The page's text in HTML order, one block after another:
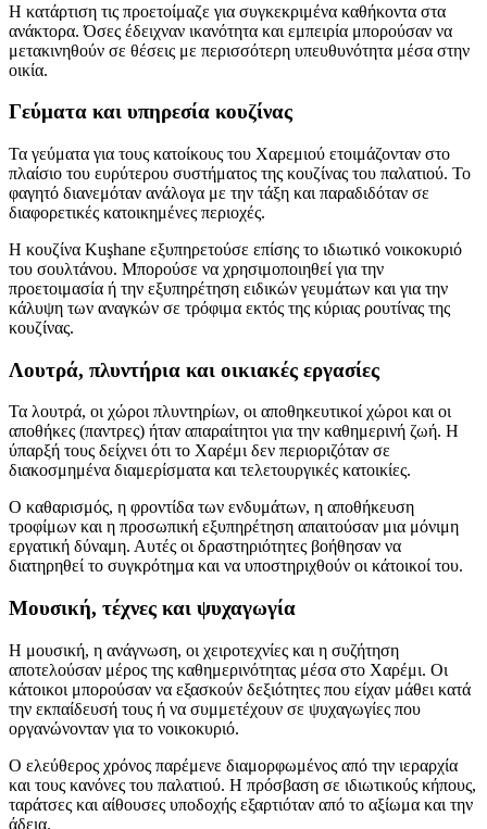
Η κατάρτιση τις προετοίμαζε για συγκεκριμένα καθήκοντα στα
ανάκτορα. Όσες έδειχναν ικανότητα και εμπειρία μπορούσαν να
μετακινηθούν σε θέσεις με περισσότερη υπευθυνότητα μέσα στην
οικία.
Γεύματα και υπηρεσία κουζίνας
Τα γεύματα για τους κατοίκους του Χαρεμιού ετοιμάζονταν στο
πλαίσιο του ευρύτερου συστήματος της κουζίνας του παλατιού. Το
φαγητό διανεμόταν ανάλογα με την τάξη και παραδιδόταν σε
διαφορετικές κατοικημένες περιοχές.
Η κουζίνα Kuşhane εξυπηρετούσε επίσης το ιδιωτικό νοικοκυριό
του σουλτάνου. Μπορούσε να χρησιμοποιηθεί για την
προετοιμασία ή την εξυπηρέτηση ειδικών γευμάτων και για την
κάλυψη των αναγκών σε τρόφιμα εκτός της κύριας ρουτίνας της
κουζίνας.
Λουτρά, πλυντήρια και οικιακές εργασίες
Τα λουτρά, οι χώροι πλυντηρίων, οι αποθηκευτικοί χώροι και οι
αποθήκες (παντρες) ήταν απαραίτητοι για την καθημερινή ζωή. Η
ύπαρξή τους δείχνει ότι το Χαρέμι δεν περιοριζόταν σε
διακοσμημένα διαμερίσματα και τελετουργικές κατοικίες.
Ο καθαρισμός, η φροντίδα των ενδυμάτων, η αποθήκευση
τροφίμων και η προσωπική εξυπηρέτηση απαιτούσαν μια μόνιμη
εργατική δύναμη. Αυτές οι δραστηριότητες βοήθησαν να
διατηρηθεί το συγκρότημα και να υποστηριχθούν οι κάτοικοί του.
Μουσική, τέχνες και ψυχαγωγία
Η μουσική, η ανάγνωση, οι χειροτεχνίες και η συζήτηση
αποτελούσαν μέρος της καθημερινότητας μέσα στο Χαρέμι. Οι
κάτοικοι μπορούσαν να εξασκούν δεξιότητες που είχαν μάθει κατά
την εκπαίδευσή τους ή να συμμετέχουν σε ψυχαγωγίες που
οργανώνονταν για το νοικοκυριό.
Ο ελεύθερος χρόνος παρέμενε διαμορφωμένος από την ιεραρχία
και τους κανόνες του παλατιού. Η πρόσβαση σε ιδιωτικούς κήπους,
ταράτσες και αίθουσες υποδοχής εξαρτιόταν από το αξίωμα και την
άδεια.